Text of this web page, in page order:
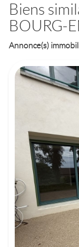
Biens
BOURG-
Annonce(s)